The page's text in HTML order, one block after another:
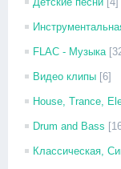
FLAC - Музыка
Видео клипы [6]
House, Trance,
Drum and Bass
Классическая,